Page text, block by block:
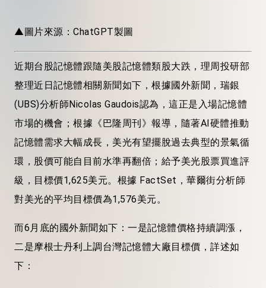
▲圖片來源：ChatGPT製圖
近期台股記憶體跟隨美股記憶體類股大跌，理周投研部
整理近日記憶體相關新聞如下，根據國外新聞，瑞銀
(UBS)分析師Nicolas Gaudois認為，這正是入場記憶體
市場的機會；根據《巴隆周刊》報導，隨著AI硬體推動
記憶體需求大幅成長，美光有望擺脫過去典型的景氣循
環，股價可能自目前水準再翻倍；給予美光股票買進評
級，目標價1,625美元。根據 FactSet，華爾街分析師
對美光的平均目標價為1,576美元。
而6月底的國外新聞如下：一是記憶體價格持續調漲，
二是摩根士丹利上調台灣記憶體大廠目標價，詳述如
下：